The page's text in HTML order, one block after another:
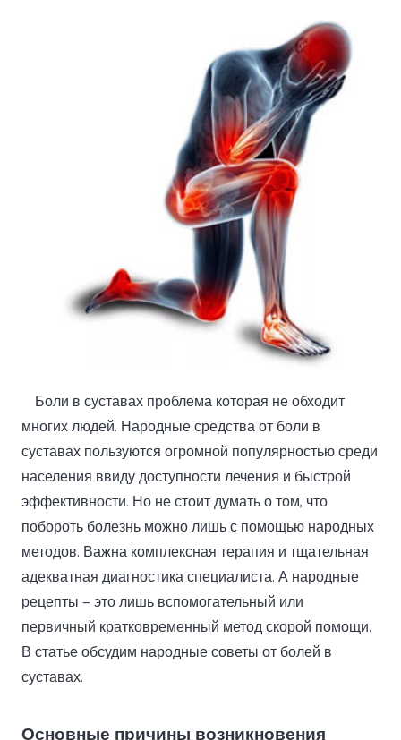
Боли в суставах проблема которая не обходит
многих людей. Народные средства от боли в
суставах пользуются огромной популярностью среди
населения ввиду доступности лечения и быстрой
эффективности. Но не стоит думать о том, что
побороть болезнь можно лишь с помощью народных
методов. Важна комплексная терапия и тщательная
адекватная диагностика специалиста. А народные
рецепты — это лишь вспомогательный или
первичный кратковременный метод скорой помощи.
В статье обсудим народные советы от болей в
суставах.
Основные причины возникновения